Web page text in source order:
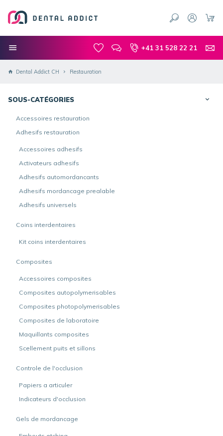
+41 31 528 22 21
Dental Addict CH Restauration
SOUS-CATÉGORIES
Accessoires restauration
Adhesifs restauration
Accessoires adhesifs
Activateurs adhesifs
Adhesifs automordancants
Adhesifs mordancage prealable
Adhesifs universels
Coins interdentaires
Kit coins interdentaires
Composites
Accessoires composites
Composites autopolymerisables
Composites photopolymerisables
Composites de laboratoire
Maquillants composites
Scellement puits et sillons
Controle de l'occlusion
Papiers a articuler
Indicateurs d'occlusion
Gels de mordancage